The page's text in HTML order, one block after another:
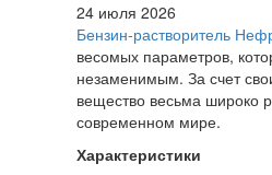
24 июля 2026
Бензин-растворитель
весомых параметров,
незаменимым. За счет
вещество весьма широко
современном мире.
Характеристики